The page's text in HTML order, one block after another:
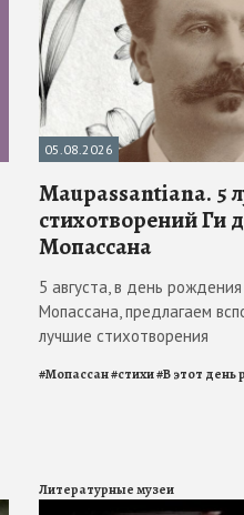
05.08.2026
Maupassantiana. 5
стихотворений Ги
Мопассана
5 августа, в день
Мопассана, предлагаем
лучшие стихотворения
#Мопассан#стихи#В этот день
Литературные музеи